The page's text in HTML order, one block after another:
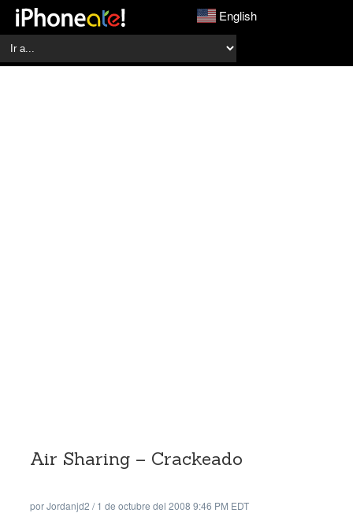
English
Air Sharing – Crackeado
porJordanjd2 /1 de octubre del 2008 9:46 PM EDT